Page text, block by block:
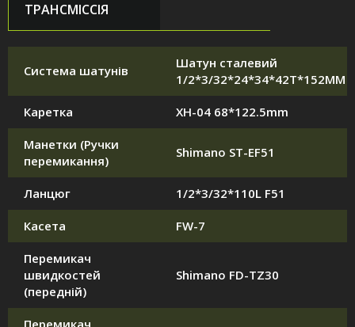
ТРАНСМІССІЯ
Система шатунів
Шатун сталевий
1/2*3/32*24*34*42T*152MM
Каретка XH-04 68*122.5mm
Манетки (Ручки
перемикання)
Shimano ST-EF51
Ланцюг 1/2*3/32*110L F51
Касета FW-7
Перемикач
швидкостей
(передній)
Shimano FD-TZ30